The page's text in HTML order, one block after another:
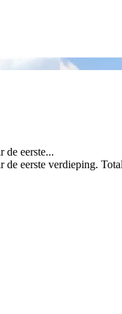
de eerste...
eerste verdieping.